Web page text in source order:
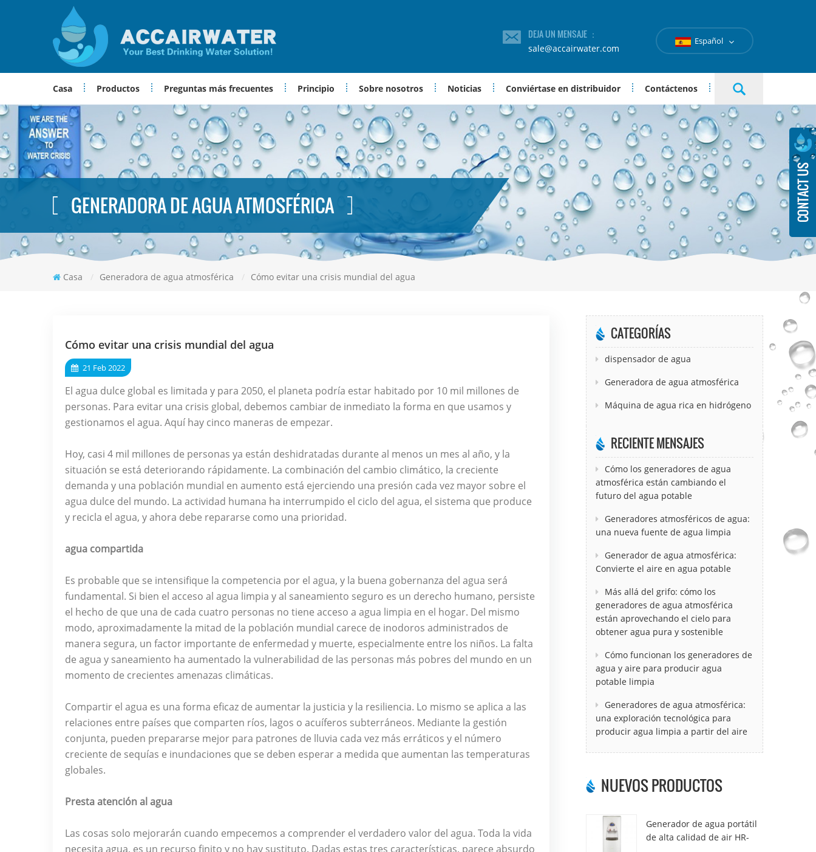
DEJA UN MENSAJE ：
sale@accairwater.com
Español
Casa Productos Preguntas más frecuentes Principio Sobre nosotros Noticias Conviértase en distribuidor Contáctenos
GENERADORA DE AGUA ATMOSFÉRICA
Casa / Generadora de agua atmosférica / Cómo evitar una crisis mundial del agua
Cómo evitar una crisis mundial del agua
21 Feb 2022
El agua dulce global es limitada y para 2050, el planeta podría estar habitado por 10 mil millones de
personas. Para evitar una crisis global, debemos cambiar de inmediato la forma en que usamos y
gestionamos el agua. Aquí hay cinco maneras de empezar.
Hoy, casi 4 mil millones de personas ya están deshidratadas durante al menos un mes al año, y la
situación se está deteriorando rápidamente. La combinación del cambio climático, la creciente
demanda y una población mundial en aumento está ejerciendo una presión cada vez mayor sobre el
agua dulce del mundo. La actividad humana ha interrumpido el ciclo del agua, el sistema que produce
y recicla el agua, y ahora debe repararse como una prioridad.
agua compartida
Es probable que se intensifique la competencia por el agua, y la buena gobernanza del agua será
fundamental. Si bien el acceso al agua limpia y al saneamiento seguro es un derecho humano, persiste
el hecho de que una de cada cuatro personas no tiene acceso a agua limpia en el hogar. Del mismo
modo, aproximadamente la mitad de la población mundial carece de inodoros administrados de
manera segura, un factor importante de enfermedad y muerte, especialmente entre los niños. La falta
de agua y saneamiento ha aumentado la vulnerabilidad de las personas más pobres del mundo en un
momento de crecientes amenazas climáticas.
Compartir el agua es una forma eficaz de aumentar la justicia y la resiliencia. Lo mismo se aplica a las
relaciones entre países que comparten ríos, lagos o acuíferos subterráneos. Mediante la gestión
conjunta, pueden prepararse mejor para patrones de lluvia cada vez más erráticos y el número
creciente de sequías e inundaciones que se deben esperar a medida que aumentan las temperaturas
globales.
Presta atención al agua
Las cosas solo mejorarán cuando empecemos a comprender el verdadero valor del agua. Toda la vida
necesita agua, es un recurso finito y no hay sustituto. Dadas estas tres características, parece absurdo
CATEGORÍAS
dispensador de agua
Generadora de agua atmosférica
Máquina de agua rica en hidrógeno
RECIENTE MENSAJES
Cómo los generadores de agua
atmosférica están cambiando el
futuro del agua potable
Generadores atmosféricos de agua:
una nueva fuente de agua limpia
Generador de agua atmosférica:
Convierte el aire en agua potable
Más allá del grifo: cómo los
generadores de agua atmosférica
están aprovechando el cielo para
obtener agua pura y sostenible
Cómo funcionan los generadores de
agua y aire para producir agua
potable limpia
Generadores de agua atmosférica:
una exploración tecnológica para
producir agua limpia a partir del aire
NUEVOS PRODUCTOS
Generador de agua portátil
de alta calidad de air HR-